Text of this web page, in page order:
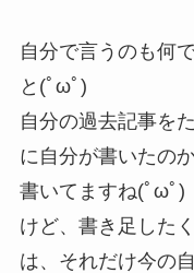
自分で言うのも何
と(ﾟωﾟ)
自分の過去記事を
に自分が書いたの
書いてますね(ﾟωﾟ)
けど、書き足した
は、それだけ今の